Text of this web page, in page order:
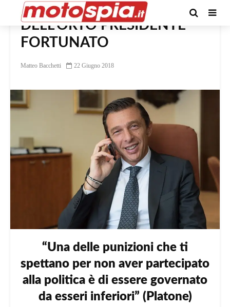
DELL’ORTO PRESIDENTE
FORTUNATO
Matteo Bacchetti 22 Giugno 2018
“Una delle punizioni che ti
spettano per non aver partecipato
alla politica è di essere governato
da esseri inferiori” (Platone)